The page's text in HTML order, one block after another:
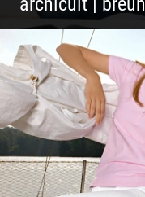
Architekten &
Bauleiter |
Köpfe